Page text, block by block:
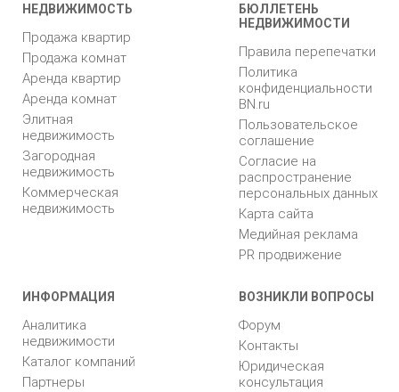
НЕДВИЖИМОСТЬ
Продажа квартир
Продажа комнат
Аренда квартир
Аренда комнат
Элитная
недвижимость
Загородная
недвижимость
Коммерческая
недвижимость
БЮЛЛЕТЕНЬ
НЕДВИЖИМОСТИ
Правила перепечатки
Политика
конфиденциальности
BN.ru
Пользовательское
соглашение
Согласие на
распространение
персональных данных
Карта сайта
Медийная реклама
PR продвижение
ИНФОРМАЦИЯ
Аналитика
недвижимости
Каталог компаний
Партнеры
ВОЗНИКЛИ ВОПРОСЫ
Форум
Контакты
Юридическая
консультация